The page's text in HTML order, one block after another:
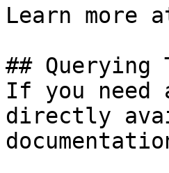
Learn more
## Querying
If you
directly